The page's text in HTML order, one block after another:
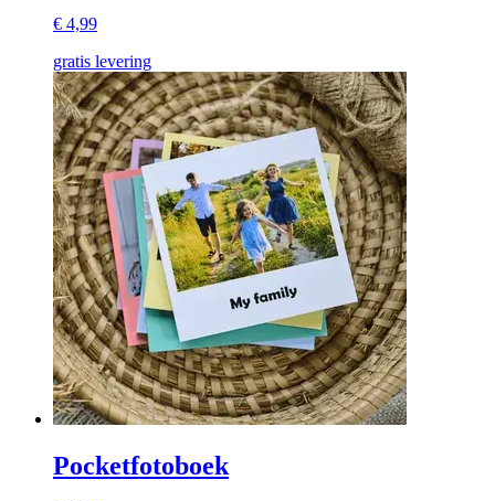
€ 4,99
gratis levering
Pocketfotoboek